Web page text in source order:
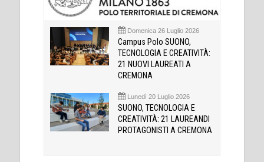
Domenica 26 Luglio 2026
Campus Polo SUONO,
TECNOLOGIA E CREATIVITÀ:
21 NUOVI LAUREATI A
CREMONA
Lunedì 20 Luglio 2026
SUONO, TECNOLOGIA E
CREATIVITÀ: 21 LAUREANDI
PROTAGONISTI A CREMONA